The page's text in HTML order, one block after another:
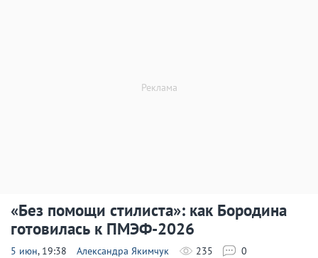
«Без помощи стилиста»: как Бородина
готовилась к ПМЭФ-2026
5 июн, 19:38 Александра Якимчук 235 0